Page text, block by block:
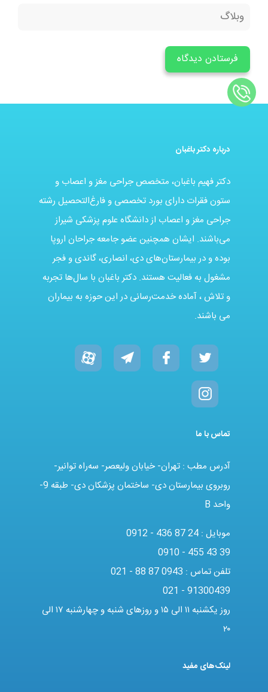
درباره دکتر باغبان
دکتر فهیم باغبان، متخصص جراحی مغز و اعصاب و
ستون فقرات دارای بورد تخصصی و فارغ‌التحصیل رشته
جراحی مغز و اعصاب از دانشگاه علوم پزشکی شیراز
می‌باشند. ایشان همچنین عضو جامعه جراحان اروپا
بوده و در بیمارستان‌های دی، انصاری، گاندی و فجر
مشغول به فعالیت هستند. دکتر باغبان با سال‌ها تجربه
و تلاش ، آماده خدمت‌رسانی در این حوزه به بیماران
می باشند.
تماس با ما
آدرس مطب : تهران- خیابان ولیعصر- سه‌راه توانیر-
روبروی بیمارستان دی- ساختمان پزشکان دی- طبقه 9-
واحد B
موبایل : 0912 - 436 87 24
0910 - 455 43 39
تلفن تماس : 021 - 88 87 0943
021 - 91300439
روز یکشنبه ۱۱ الی ۱۵ و روزهای شنبه و چهارشنبه ۱۷ الی
۲۰
لینک‌های مفید